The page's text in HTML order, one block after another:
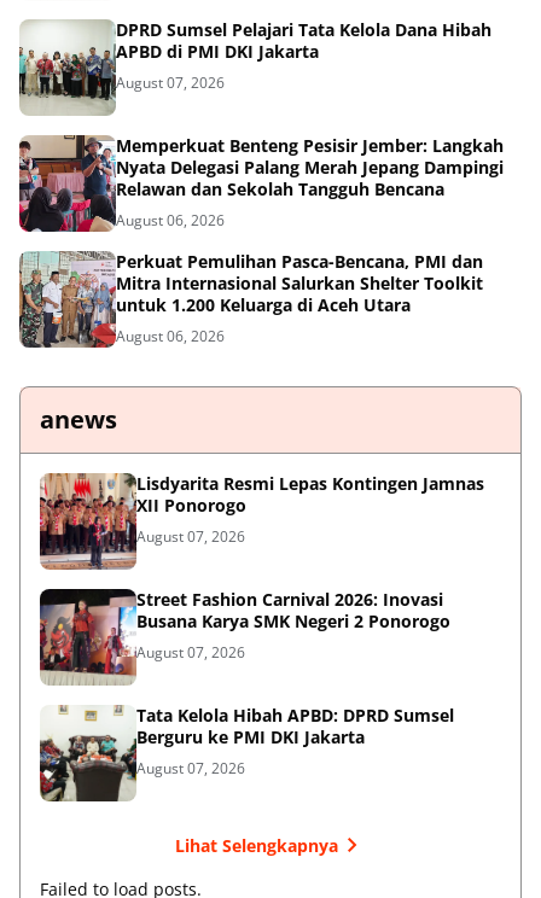
DPRD Sumsel Pelajari Tata Kelola Dana Hibah
APBD di PMI DKI Jakarta
August 07, 2026
Memperkuat Benteng Pesisir Jember: Langkah
Nyata Delegasi Palang Merah Jepang Dampingi
Relawan dan Sekolah Tangguh Bencana
August 06, 2026
Perkuat Pemulihan Pasca-Bencana, PMI dan
Mitra Internasional Salurkan Shelter Toolkit
untuk 1.200 Keluarga di Aceh Utara
August 06, 2026
anews
Lisdyarita Resmi Lepas Kontingen Jamnas
XII Ponorogo
August 07, 2026
Street Fashion Carnival 2026: Inovasi
Busana Karya SMK Negeri 2 Ponorogo
August 07, 2026
Tata Kelola Hibah APBD: DPRD Sumsel
Berguru ke PMI DKI Jakarta
August 07, 2026
Lihat Selengkapnya
Failed to load posts.